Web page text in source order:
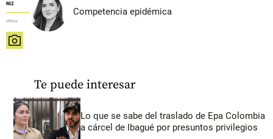
Competencia epidémica
share
Te puede interesar
Lo que se sabe del traslado de Epa Colombia
a cárcel de Ibagué por presuntos privilegios